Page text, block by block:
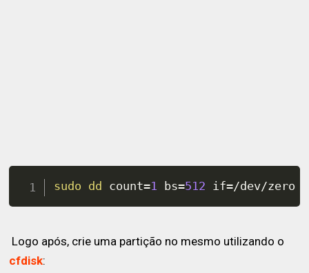
sudo dd count=1 bs=512 if=/dev/zero
Logo após, crie uma partição no mesmo utilizando o
cfdisk: